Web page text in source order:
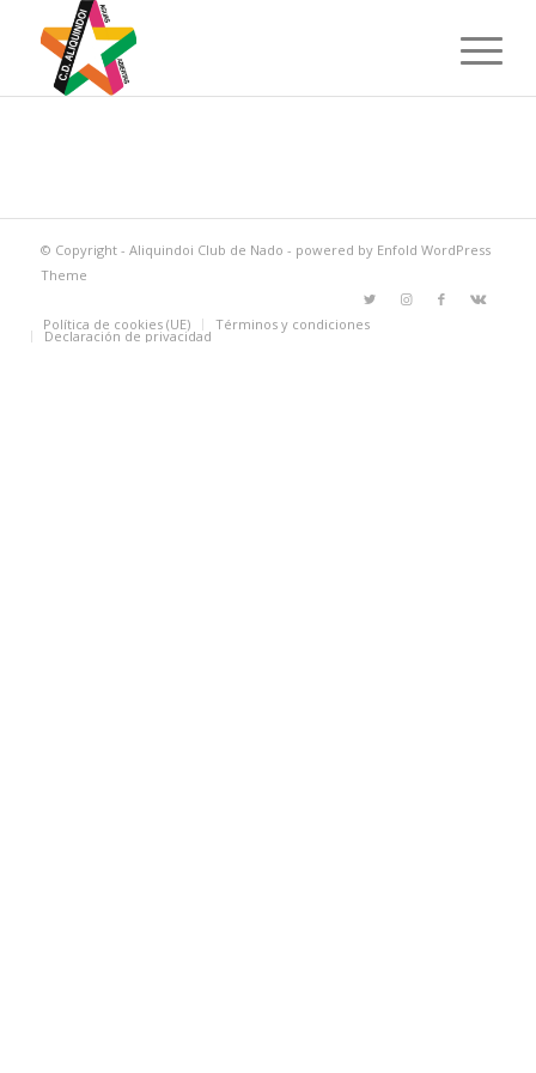
© Copyright - Aliquindoi Club de Nado - powered by Enfold WordPress
Theme
Política de cookies (UE) Términos y condiciones
Declaración de privacidad